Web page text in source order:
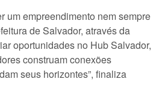
um empreendimento nem sempre
de Salvador, através da
oportunidades no Hub Salvador,
construam conexões
seus horizontes”, finaliza